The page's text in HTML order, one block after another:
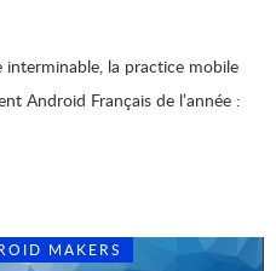
interminable, la practice mobile
Android Français de l’année :
MAKERS